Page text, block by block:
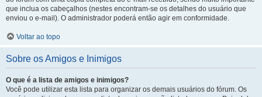
que inclua os cabeçalhos (nestes encontram-se os detalhes do usuário que
enviou o e-mail). O administrador poderá então agir em conformidade.
Voltar ao topo
Sobre os Amigos e Inimigos
O que é a lista de amigos e inimigos?
Você pode utilizar esta lista para organizar os demais usuários do fórum. Os